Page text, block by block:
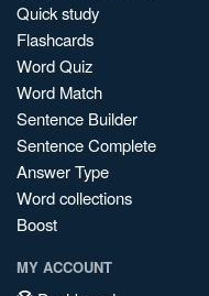
Quick study
Flashcards
Word Quiz
Word Match
Sentence Builder
Sentence Complete
Answer Type
Word collections
Boost
MY ACCOUNT